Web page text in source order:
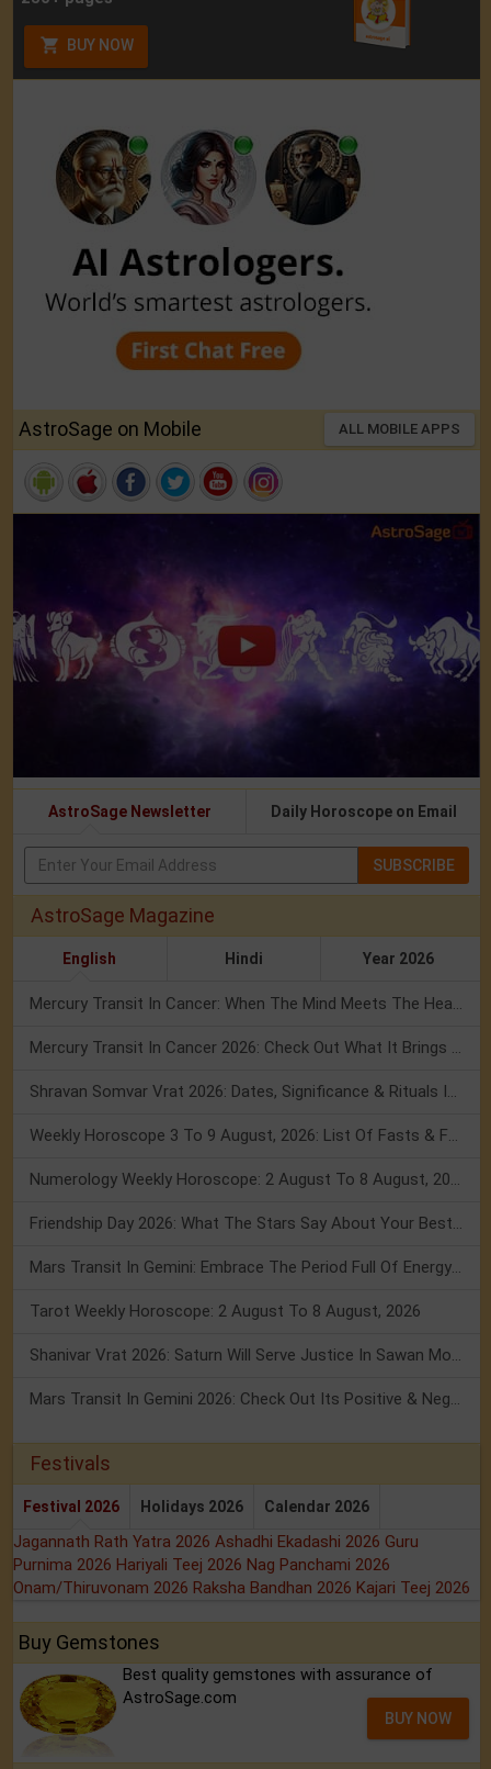
BUY NOW
AstroSage on Mobile ALL MOBILE APPS
AstroSage Newsletter Daily Horoscope on Email
SUBSCRIBE
AstroSage Magazine
English Hindi Year 2026
Tarot Weekly Horoscope: 2 August To 8 August, 2026
Festivals
Festival 2026 Holidays 2026 Calendar 2026
Jagannath Rath Yatra 2026 Ashadhi Ekadashi 2026 Guru
Purnima 2026 Hariyali Teej 2026 Nag Panchami 2026
Onam/Thiruvonam 2026 Raksha Bandhan 2026 Kajari Teej 2026
Buy Gemstones
Best quality gemstones with assurance of
AstroSage.com
BUY NOW